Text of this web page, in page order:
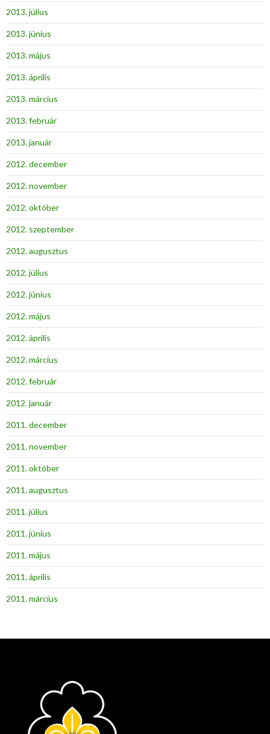
2013. július
2013. június
2013. május
2013. április
2013. március
2013. február
2013. január
2012. december
2012. november
2012. október
2012. szeptember
2012. augusztus
2012. július
2012. június
2012. május
2012. április
2012. március
2012. február
2012. január
2011. december
2011. november
2011. október
2011. augusztus
2011. július
2011. június
2011. május
2011. április
2011. március